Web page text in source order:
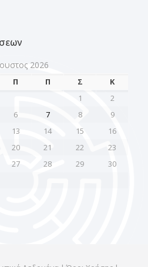
2026
Π Π Σ
Κ
1
2
6 7 8
9
13 14 15
16
20 21 22
23
27 28 29
30